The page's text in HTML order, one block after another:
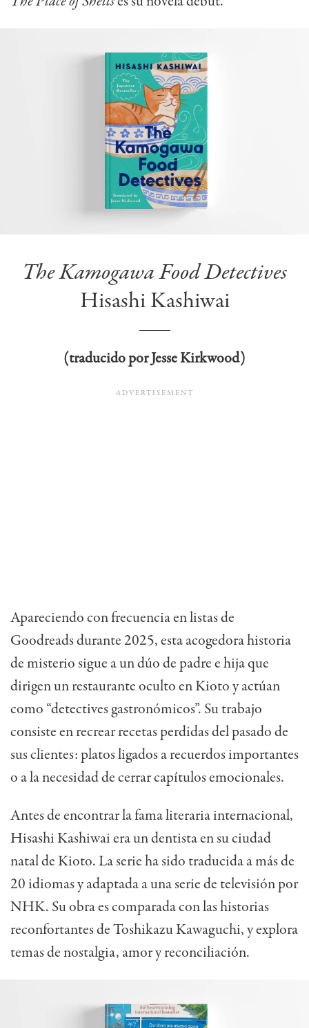
The Kamogawa Food Detectives
Hisashi Kashiwai
(traducido por Jesse Kirkwood)
Apareciendo con frecuencia en listas de
Goodreads durante 2025, esta acogedora historia
de misterio sigue a un dúo de padre e hija que
dirigen un restaurante oculto en Kioto y actúan
como “detectives gastronómicos”. Su trabajo
consiste en recrear recetas perdidas del pasado de
sus clientes: platos ligados a recuerdos importantes
o a la necesidad de cerrar capítulos emocionales.
Antes de encontrar la fama literaria internacional,
Hisashi Kashiwai era un dentista en su ciudad
natal de Kioto. La serie ha sido traducida a más de
20 idiomas y adaptada a una serie de televisión por
NHK. Su obra es comparada con las historias
reconfortantes de Toshikazu Kawaguchi, y explora
temas de nostalgia, amor y reconciliación.